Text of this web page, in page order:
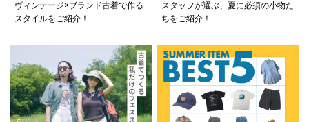
ヴィンテージ×ブランド古着で作る
スタイルをご紹介！
スタッフが選ぶ、夏に必須の小物た
ちをご紹介！